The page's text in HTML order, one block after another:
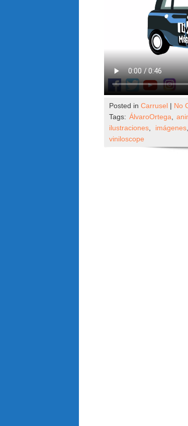
Posted in Carrusel | No
Tags:ÁlvaroOrtega ,
ilustraciones
imágenes
viniloscope